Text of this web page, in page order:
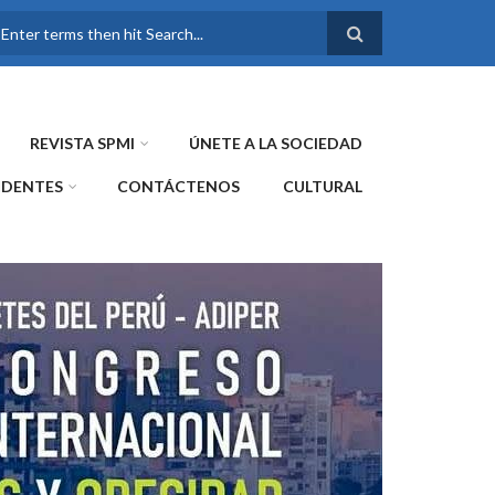
FORMULARIO DE
REVISTA SPMI ÚNETE A LA SOCIEDAD
CONTÁCTENOS CULTURAL